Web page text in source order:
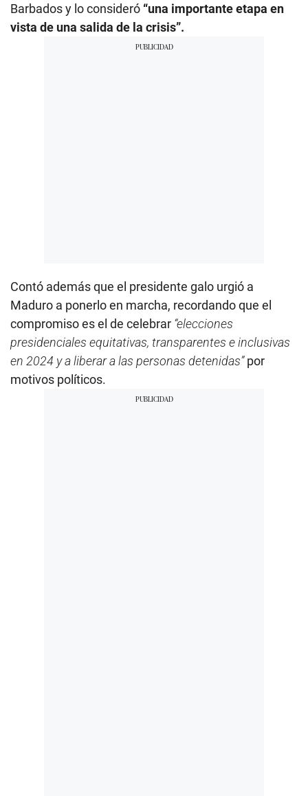
Barbados y lo consideró “una importante etapa en
vista de una salida de la crisis”.
Contó además que el presidente galo urgió a
Maduro a ponerlo en marcha, recordando que el
compromiso es el de celebrar “elecciones
presidenciales equitativas, transparentes e inclusivas
en 2024 y a liberar a las personas detenidas”por
motivos políticos.